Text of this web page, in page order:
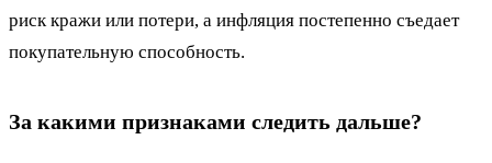
риск кражи или потери, а инфляция постепенно съедает
покупательную способность.
За какими признаками следить дальше?